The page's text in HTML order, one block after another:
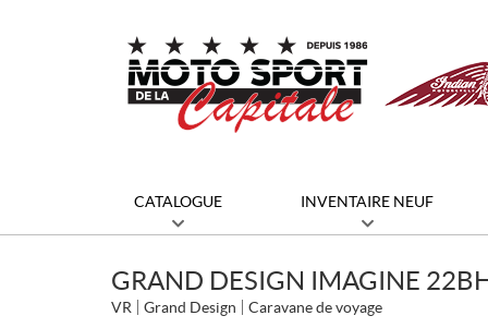
CATALOGUE INVENTAIRE NEUF
GRAND DESIGN IMAGINE
VR Grand Design Caravane de voyage